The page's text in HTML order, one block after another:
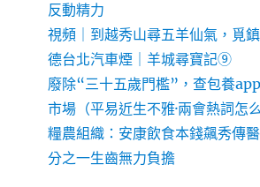
反動精力
視頻｜到越秀山尋五羊仙氣，覓
德台北汽車煙｜羊城尋寶記⑨
廢除“三十五歲門檻”，查包養
市場（平易近生不雅·兩會熱詞怎
糧農組織：安康飲食本錢飆秀傳
分之一生齒無力負擔